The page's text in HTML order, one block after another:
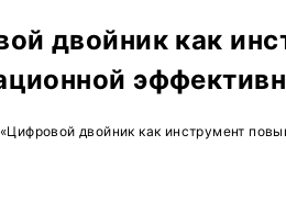
Редкоземельные металлы
Золото
двойник как
двойник как инструмент